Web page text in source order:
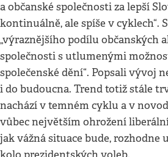
a občanské společnosti za lepší
kontinuálně, ale spíše v cyklech“.
„výraznějšího podílu občanských
společnosti s utlumenými
společenské dění“. Popsali vývoj
i do budoucna. Trend totiž stále
nachází v temném cyklu a v
vůbec největším ohrožení
jak vážná situace bude, rozhodne